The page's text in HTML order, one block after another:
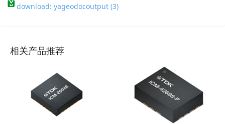
download: yageodocoutput (3)
相关产品推荐